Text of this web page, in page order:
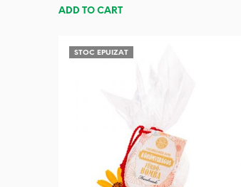
ADD TO CART
STOC EPUIZAT